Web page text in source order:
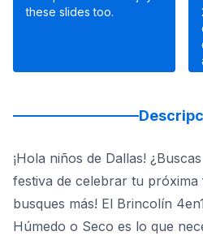
these slides too.
¡Hola niños de Dallas!
festiva de celebrar tu próxima
busques más! El Brincolín
Húmedo o Seco es lo que